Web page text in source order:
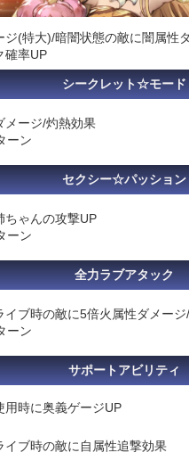
ジ(特大)/暗闇状態の敵に闇属性
確率UP
シークレット☆モード
メージ/灼熱効果
ーン
セクシー☆パッション
ちゃんの攻撃UP
ーン
全力ラブアタック
イブ時の敵に5倍火属性ダメー
ーン
サポートアビリティ
用時に奥義ゲージUP
イブ時の敵に自属性追撃効果